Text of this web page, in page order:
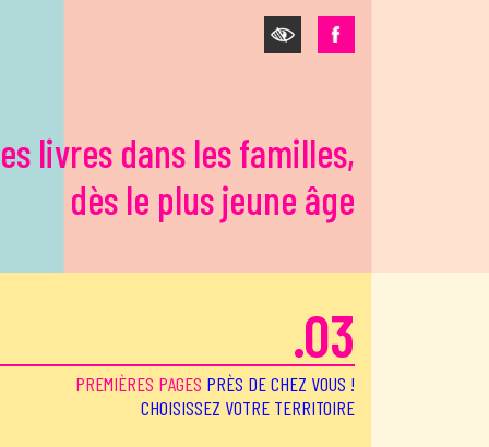
livres dans les familles,
dès le plus jeune âge
.03
PREMIÈRES PAGES PRÈS DE CHEZ VOUS !
CHOISISSEZ VOTRE TERRITOIRE